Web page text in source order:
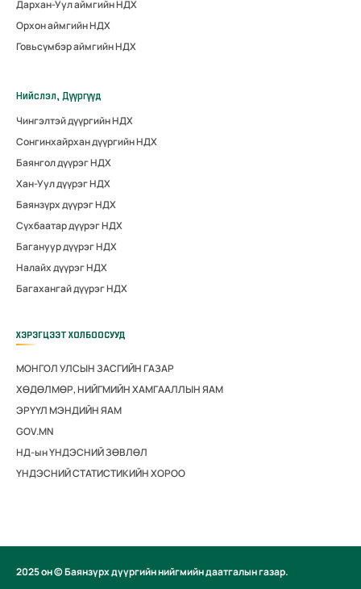
Дархан-Уул аймгийн НДХ
Орхон аймгийн НДХ
Говьсүмбэр аймгийн НДХ
Нийслэл, Дүүргүүд
Чингэлтэй дүүргийн НДХ
Сонгинхайрхан дүүргийн НДХ
Баянгол дүүрэг НДХ
Хан-Уул дүүрэг НДХ
Баянзүрх дүүрэг НДХ
Сүхбаатар дүүрэг НДХ
Багануур дүүрэг НДХ
Налайх дүүрэг НДХ
Багахангай дүүрэг НДХ
ХЭРЭГЦЭЭТ ХОЛБООСУУД
МОНГОЛ УЛСЫН ЗАСГИЙН ГАЗАР
ХӨДӨЛМӨР, НИЙГМИЙН ХАМГААЛЛЫН ЯАМ
ЭРҮҮЛ МЭНДИЙН ЯАМ
GOV.MN
НД-ын ҮНДЭСНИЙ ЗӨВЛӨЛ
ҮНДЭСНИЙ СТАТИСТИКИЙН ХОРОО
2025 он © Баянзүрх дүүргийн нийгмийн даатгалын газар.